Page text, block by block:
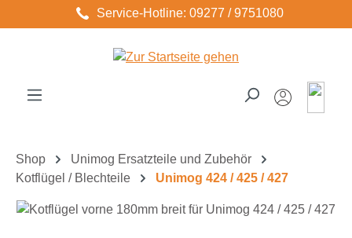
Zum Hauptinhalt springenService-Hotline: 09277 / 9751080
Shop
Unimog Ersatzteile und Zubehör
Kotflügel / Blechteile
Unimog 424 / 425 / 427
Bildergalerie überspringen